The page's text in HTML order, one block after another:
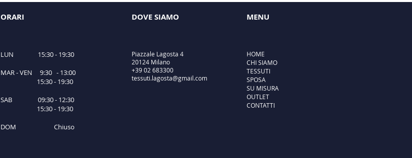
ORARI
LUN 15:30 - 19:30
MAR - VEN 9:30 - 13:00
15:30 - 19:30
SAB 09:30 - 12:30
15:30 - 19:30
DOM Chiuso
DOVE SIAMO
Piazzale Lagosta 4
20124 Milano
+39 02 683300
tessuti.lagosta@gmail.com
MENU
HOME
CHI SIAMO
TESSUTI
SPOSA
SU MISURA
OUTLET
CONTATTI